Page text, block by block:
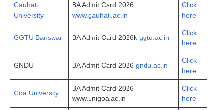
Gauhati
University
BA Admit Card 2026
www.gauhati.ac.in
Click
here
GGTU Banswar BA Admit Card 2026k ggtu.ac.in
Click
here
GNDU BA Admit Card 2026 gndu.ac.in
Click
here
Goa University
BA Admit Card 2026
www.unigoa.ac.in
Click
here